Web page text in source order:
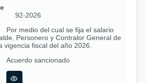
92-2026
Por medio del cual se fija el salario
Personero y Contralor General de
vigencia fiscal del año 2026.
Acuerdo sancionado